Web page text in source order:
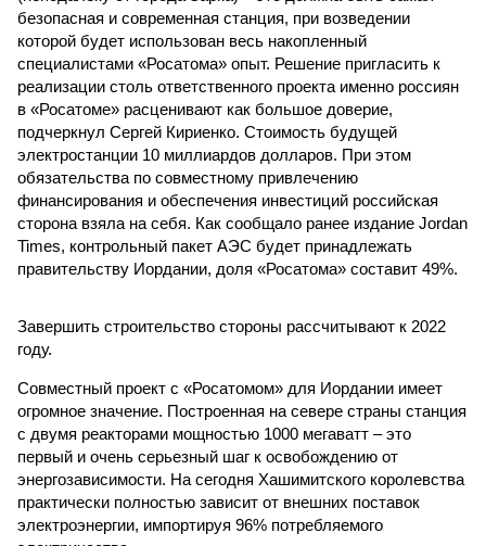
безопасная и современная станция, при возведении
которой будет использован весь накопленный
специалистами «Росатома» опыт. Решение пригласить к
реализации столь ответственного проекта именно россиян
в «Росатоме» расценивают как большое доверие,
подчеркнул Сергей Кириенко. Стоимость будущей
электростанции 10 миллиардов долларов. При этом
обязательства по совместному привлечению
финансирования и обеспечения инвестиций российская
сторона взяла на себя. Как сообщало ранее издание Jordan
Times, контрольный пакет АЭС будет принадлежать
правительству Иордании, доля «Росатома» составит 49%.
Завершить строительство стороны рассчитывают к 2022
году.
Совместный проект с «Росатомом» для Иордании имеет
огромное значение. Построенная на севере страны станция
с двумя реакторами мощностью 1000 мегаватт – это
первый и очень серьезный шаг к освобождению от
энергозависимости. На сегодня Хашимитского королевства
практически полностью зависит от внешних поставок
электроэнергии, импортируя 96% потребляемого